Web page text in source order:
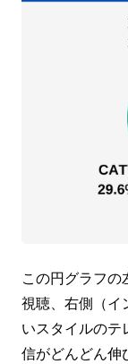
この円グラフ
視聴、右側（イ
いスタイルの
信がどんどん伸